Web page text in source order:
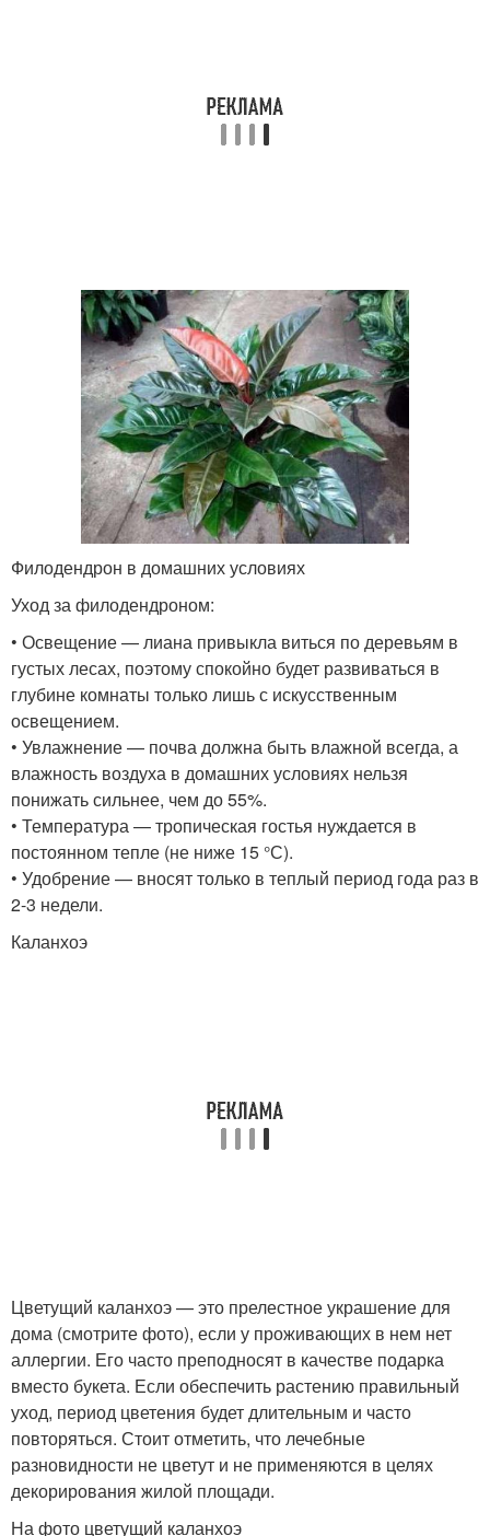
Филодендрон в домашних условиях
Уход за филодендроном:
• Освещение — лиана привыкла виться по деревьям в
густых лесах, поэтому спокойно будет развиваться в
глубине комнаты только лишь с искусственным
освещением.
• Увлажнение — почва должна быть влажной всегда, а
влажность воздуха в домашних условиях нельзя
понижать сильнее, чем до 55%.
• Температура — тропическая гостья нуждается в
постоянном тепле (не ниже 15 °С).
• Удобрение — вносят только в теплый период года раз в
2-3 недели.
Каланхоэ
Цветущий каланхоэ — это прелестное украшение для
дома (смотрите фото), если у проживающих в нем нет
аллергии. Его часто преподносят в качестве подарка
вместо букета. Если обеспечить растению правильный
уход, период цветения будет длительным и часто
повторяться. Стоит отметить, что лечебные
разновидности не цветут и не применяются в целях
декорирования жилой площади.
На фото цветущий каланхоэ